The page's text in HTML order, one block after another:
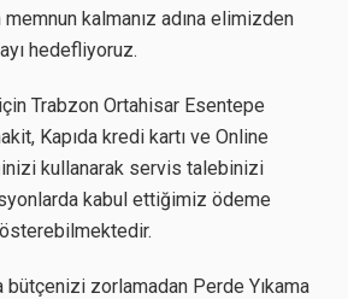
kalmanız adına elimizden
hedefliyoruz.
Trabzon Ortahisar Esentepe
Kapıda kredi kartı ve Online
kullanarak servis talebinizi
kabul ettiğimiz ödeme
bütçenizi zorlamadan Perde Yıkama